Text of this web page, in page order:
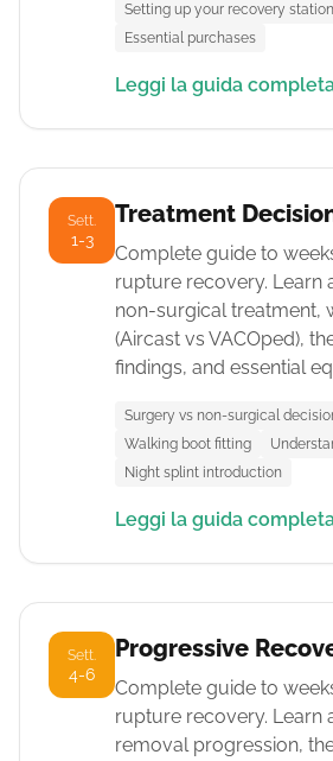
Setting up your recovery station
Essential purchases
Leggi la guida
Sett.
1-3
Treatment
Complete guide to
rupture recovery. Learn
non-surgical treatment,
(Aircast vs VACOped),
findings, and essential
Surgery vs non-surgical
Walking boot fitting
Night splint introduction
Leggi la guida
Sett.
4-6
Progressive
Complete guide to
rupture recovery. Learn
removal progression,